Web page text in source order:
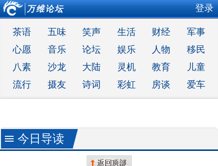
万维论坛 登录
茶语 五味 笑声 生活 财经
军事
心愿
音乐 论坛 娱乐 人物
移民
八素
沙龙 大陆 灵机 教育
儿童
流行
摄友 诗词 彩虹 房谈 爱车
menu 今日导读